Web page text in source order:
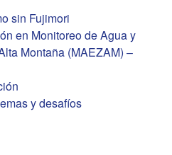
sin Fujimori
en Monitoreo de Agua y
Montaña (MAEZAM) –
y desafíos